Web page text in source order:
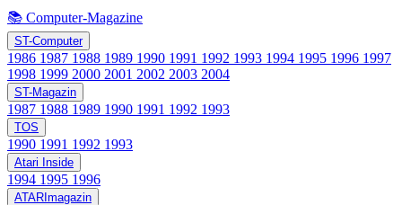
📚 Computer-Magazine
ST-Computer
1986 1987 1988 1989 1990 1991 1992 1993 1994 1995 1996 1997
1998 1999 2000 2001 2002 2003 2004
ST-Magazin
1987 1988 1989 1990 1991 1992 1993
TOS
1990 1991 1992 1993
Atari Inside
1994 1995 1996
ATARImagazin